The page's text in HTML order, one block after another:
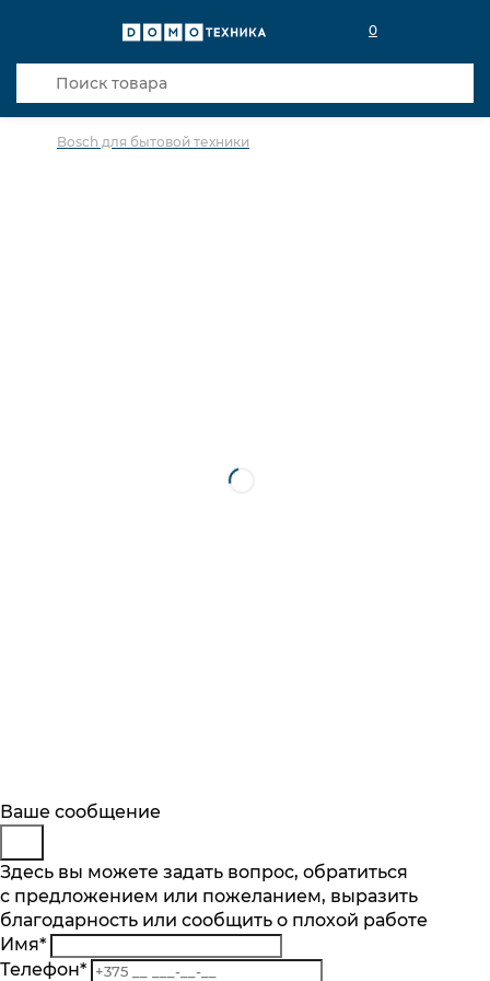
0
Bosch для бытовой техники
Описание
Основные характеристики
Категория
Для варочных панелей
Производитель
Bosch
Будьте в курсе
Подпишитесь на последние обновления
и узнавайте о новинках и специальных
предложениях первыми
Подписаться
Заказ обратного звонка
Представьтесь
Телефон*
Комментарий
Ваше сообщение
Здесь вы можете задать вопрос, обратиться
с предложением или пожеланием, выразить
благодарность или сообщить о плохой работе
Имя*
Телефон*